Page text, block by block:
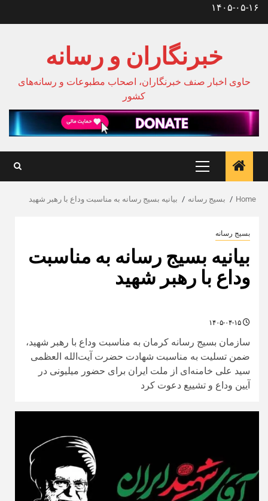
Skip۱۴۰۵-۰۵-۱۶
خبرنگاران و رسانه
حاوی اخبار صنف خبرنگاران، اصحاب مطبوعات و رسانه‌های
کشور
Primary
Menu
Home بسیج رسانه بیانیه بسیج رسانه به مناسبت وداع با رهبر شهید
بسیج رسانه
بیانیه بسیج رسانه به مناسبت
وداع با رهبر شهید
سازمان بسیج رسانه کرمان به مناسبت وداع با رهبر شهید،
ضمن تسلیت به مناسبت شهادت حضرت آیت‌الله العظمی
سید علی خامنه‌ای از ملت ایران برای حضور میلیونی در
آیین وداع و تشییع دعوت کرد